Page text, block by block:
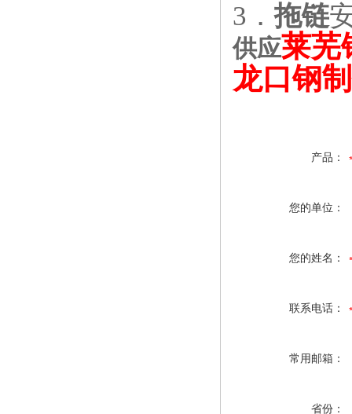
3．拖链
供应莱芜
龙口钢
产品：
您的单位：
您的姓名：
联系电话：
常用邮箱：
省份：